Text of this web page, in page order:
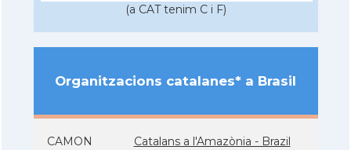
(a CAT tenim C i F)
Organitzacions catalanes* a Brasil
CAMON Catalans a l'Amazònia - Brazil